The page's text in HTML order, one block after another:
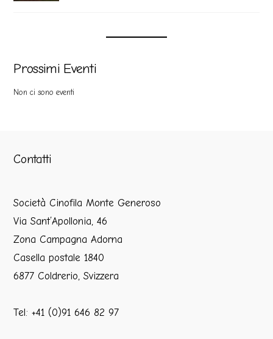
Prossimi Eventi
Non ci sono eventi
Contatti
Società Cinofila Monte Generoso
Via Sant’Apollonia, 46
Zona Campagna Adorna
Casella postale 1840
6877 Coldrerio, Svizzera
Tel: +41 (0)91 646 82 97